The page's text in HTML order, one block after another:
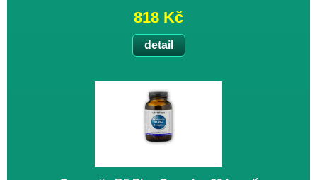
818 Kč
detail